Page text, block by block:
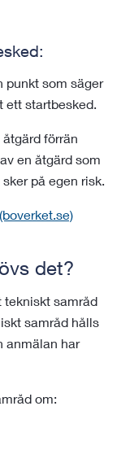
punkt som säger
ett startbesked.
förrän
en åtgärd som
på egen risk.
det?
tekniskt samråd
samråd hålls
anmälan har
om: